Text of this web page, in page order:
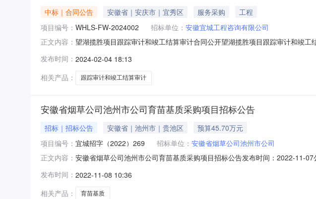
中标｜合同公告 安徽省｜安庆市｜宜秀区 服务采购
工程
项目编号： WHLS-FW-2024002 招标单位： 安徽宜城工程咨询有限公司
正文内容： 望湖揽胜项目跟踪审计和竣工结算审计合同公开望湖揽胜项目跟踪审计和竣
人348716000013000283225开户银行工行安庆城建支行开户银行交通银行股
发布时间： 2024-02-04 18:13
相关产品：
跟踪审计和竣工结算审计
安徽省烟草公司池州市公司育苗基质采购项目招标公告
招标｜招标公告 安徽省｜池州市｜贵池区
预算45.70万元
项目编号： 宜城招字（2022）269 招标单位： 安徽省烟草公司池州市公司
正文内容： 安徽省烟草公司池州市公司育苗基质采购项目招标公告发布时间：2022-11-
至17:00（北京时间，法定节假日除外）招标文件售价￥300获取招标文件的
发布时间： 2022-11-08 10:36
相关产品：
育苗基质